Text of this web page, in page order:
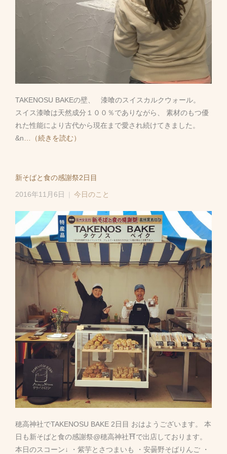
TAKENOSU BAKEの壁、 漆喰のスイスカルクウォール。
スイス漆喰は天然成分１００％でありながら、 素材のもつ優
れた性能により古代から現在まで愛され続けてきました。
&n …（続きを読む）
新そばと食の感謝祭2日目
2016年11月6日 今日のこと
穂高神社でTAKENOSU BAKE 2日目 おはようございます。 本
日も新そばと食の感謝祭@穂高神社⛩で出店しております。
本日のスコーン↓ ・紫芋とさつまいも ・安曇野そばりんご ・